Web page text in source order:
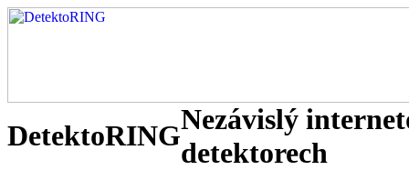
DetektoRINGNezávislý
detektorech